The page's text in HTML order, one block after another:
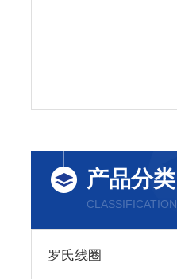
产品分类
CLASSIFICATION
罗氏线圈